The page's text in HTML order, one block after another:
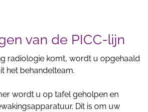
van de PICC-lijn
radiologie komt, wordt u opgehaald
het behandelteam.
wordt u op tafel geholpen en
Dit is om uw